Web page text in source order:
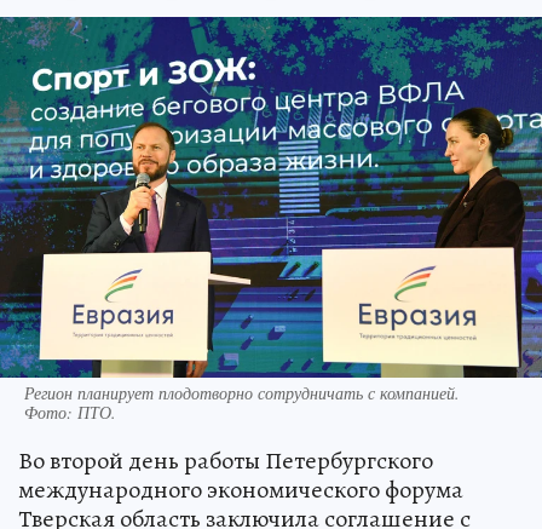
Регион планирует плодотворно сотрудничать с компанией.
Фото: ПТО.
Во второй день работы Петербургского
международного экономического форума
Тверская область заключила соглашение с